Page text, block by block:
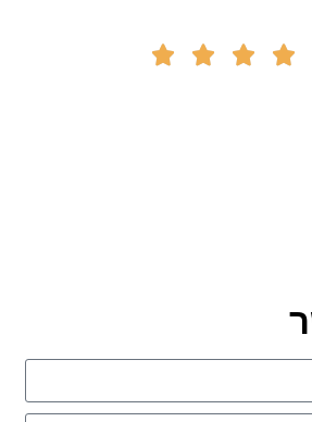


